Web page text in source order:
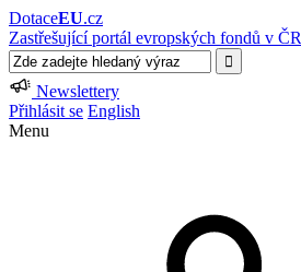
DotaceEU.cz
Zastřešující portál evropských fondů v ČR
Newslettery
Přihlásit se English
Menu